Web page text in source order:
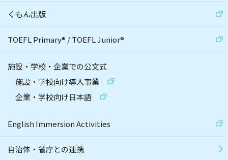
くもん出版
TOEFL Primary® /TOEFL Junior®
施設・学校・企業での公文式
施設・学校向け導入事業
企業・学校向け日本語
English Immersion Activities
自治体・省庁との連携